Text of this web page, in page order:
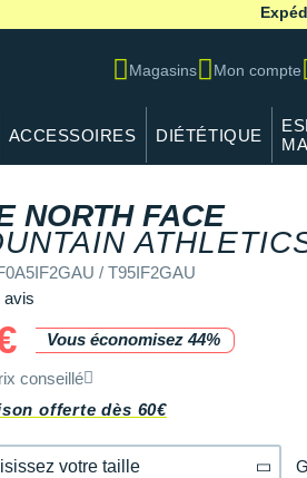
Magasins Mon compte
ACCESSOIRES DIÉTÉTIQUE
NORTH FACE
/ T95IF2GAU
avis
Vous économisez 44%
conseillé
offerte dès 60€
votre taille